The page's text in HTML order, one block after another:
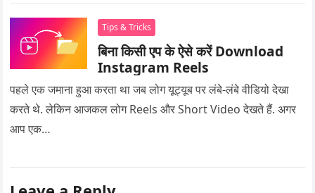
Tips & Tricks
बिना किसी एप के ऐसे करें Download
Instagram Reels
पहले एक जमाना हुआ करता था जब लोग यूट्यूब पर लंबे-लंबे वीडियो देखा
करते थे. लेकिन आजकल लोग Reels और Short Video देखते हैं. अगर
आप एक…